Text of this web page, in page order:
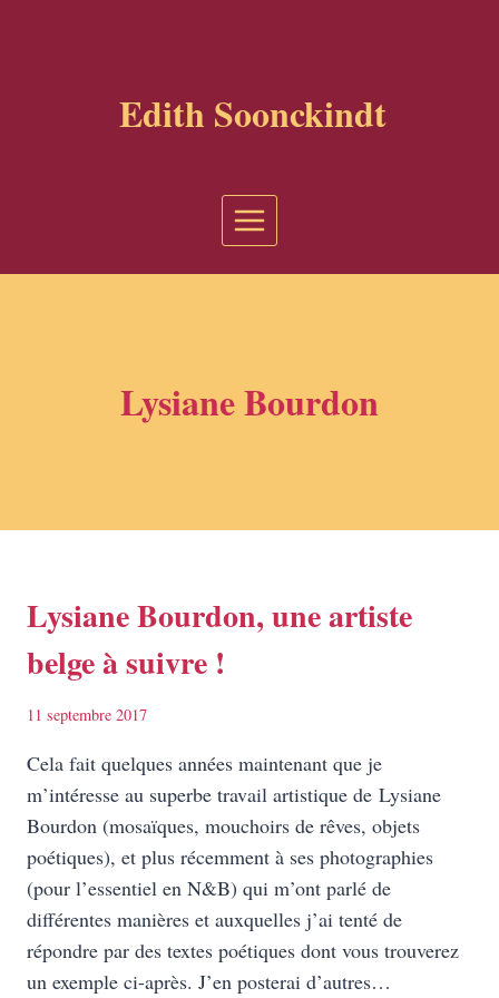
Edith Soonckindt
Lysiane Bourdon
Lysiane Bourdon, une artiste
belge à suivre !
11 septembre 2017
Cela fait quelques années maintenant que je
m’intéresse au superbe travail artistique de Lysiane
Bourdon (mosaïques, mouchoirs de rêves, objets
poétiques), et plus récemment à ses photographies
(pour l’essentiel en N&B) qui m’ont parlé de
différentes manières et auxquelles j’ai tenté de
répondre par des textes poétiques dont vous trouverez
un exemple ci-après. J’en posterai d’autres…